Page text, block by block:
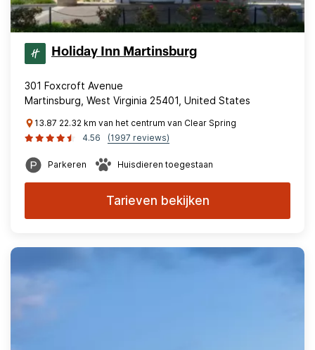
Holiday Inn Martinsburg
301 Foxcroft Avenue
Martinsburg, West Virginia 25401, United States
13.87 22.32 km van het centrum van Clear Spring
4.56
(1997 reviews)
Parkeren Huisdieren toegestaan
Tarieven bekijken